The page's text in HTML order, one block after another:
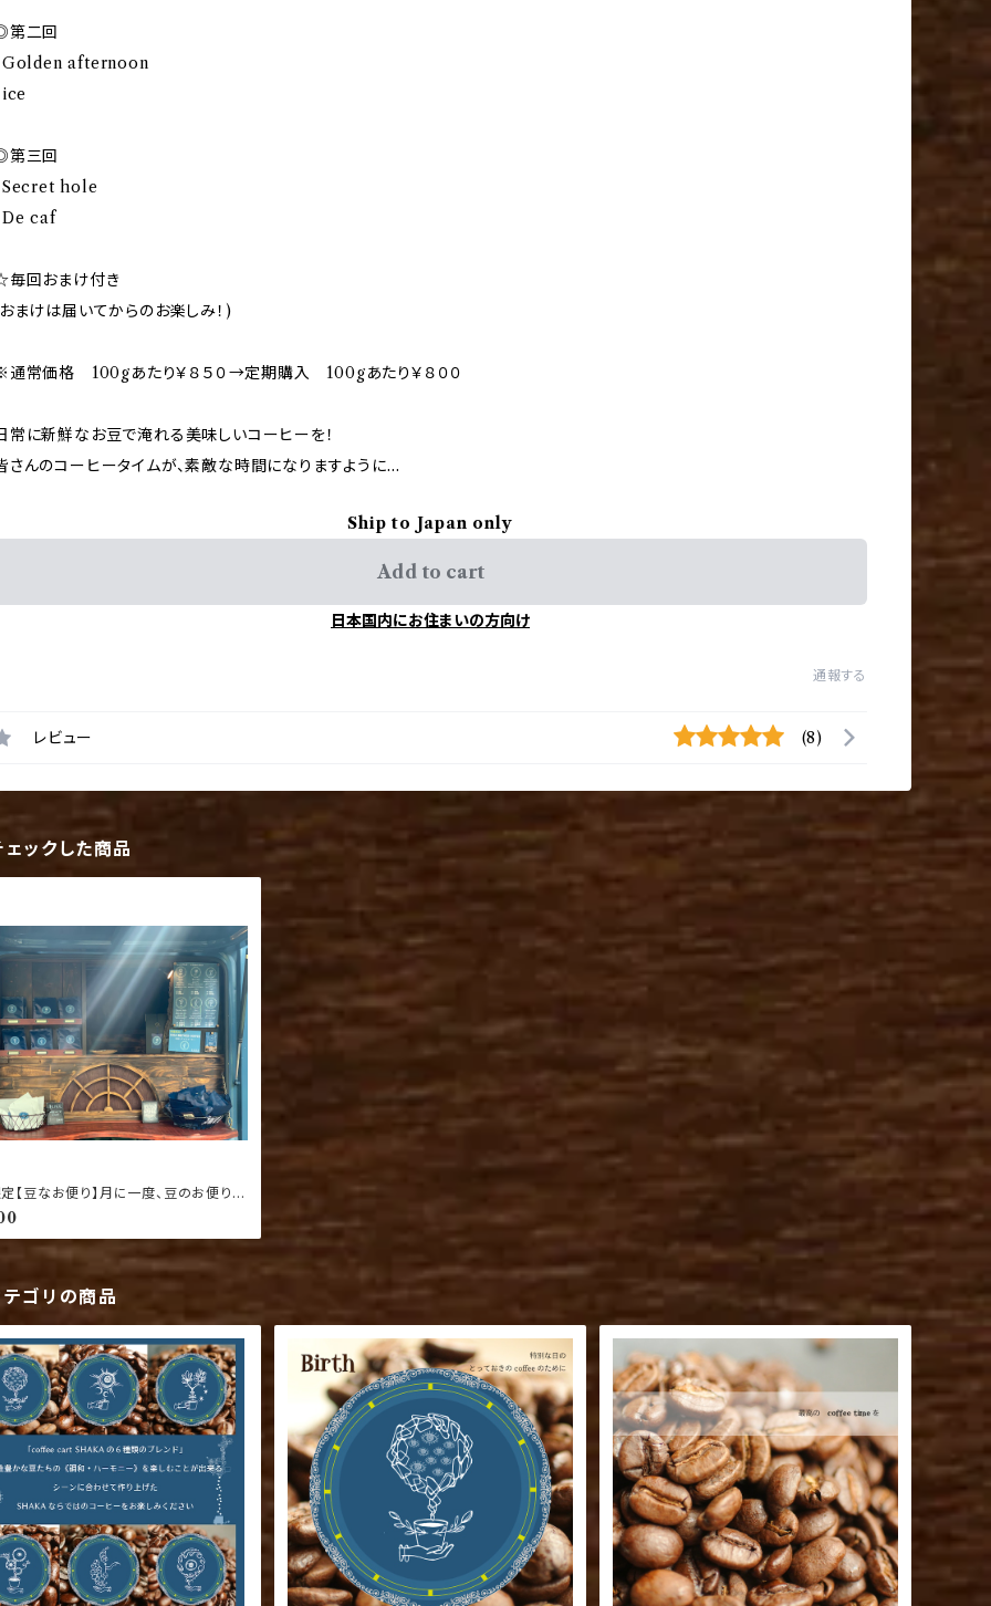
第二回
Golden afternoon
ice
第三回
Secret hole
De caf
回おまけ付き
まけは届いてからのお楽しみ！)
常価格 100gあたり￥８５０→定期購入 100gあたり￥８００
常に新鮮なお豆で淹れる美味しいコーヒーを！
さんのコーヒータイムが、素敵な時間になりますように…
Ship to Japan only
Add to cart
日本国内にお住まいの方向け
通報する
レビュー (8)
ックした商品
【豆なお便り】月に一度、豆のお便りを
ゴリの商品